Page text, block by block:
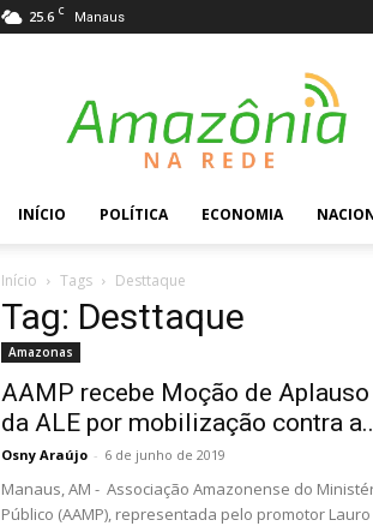
25.6 C Manaus
Rede
INÍCIO POLÍTICA ECONOMIA
Início Tags Desttaque
Tag: Desttaque
Amazonas
AAMP recebe Moção de Aplauso
da ALE por mobilização contra
Osny Araújo - 6 de junho de 2019
Manaus, AM - Associação Amazonense do
Público (AAMP), representada pelo promotor Lauro